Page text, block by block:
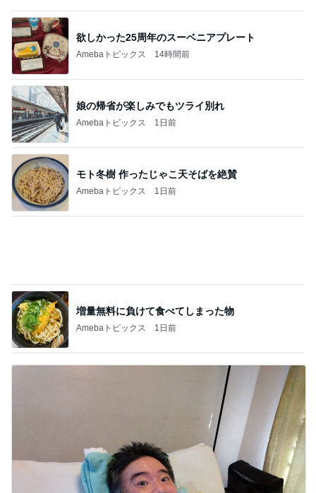
欲しかった25周年のスーベニアプレート
Amebaトピックス 14時間前
娘の帰省が楽しみでもツライ別れ
Amebaトピックス 1日前
モト冬樹 作ったじゃこ天そばを絶賛
Amebaトピックス 1日前
増量無料に負けて食べてしまった物
Amebaトピックス 1日前